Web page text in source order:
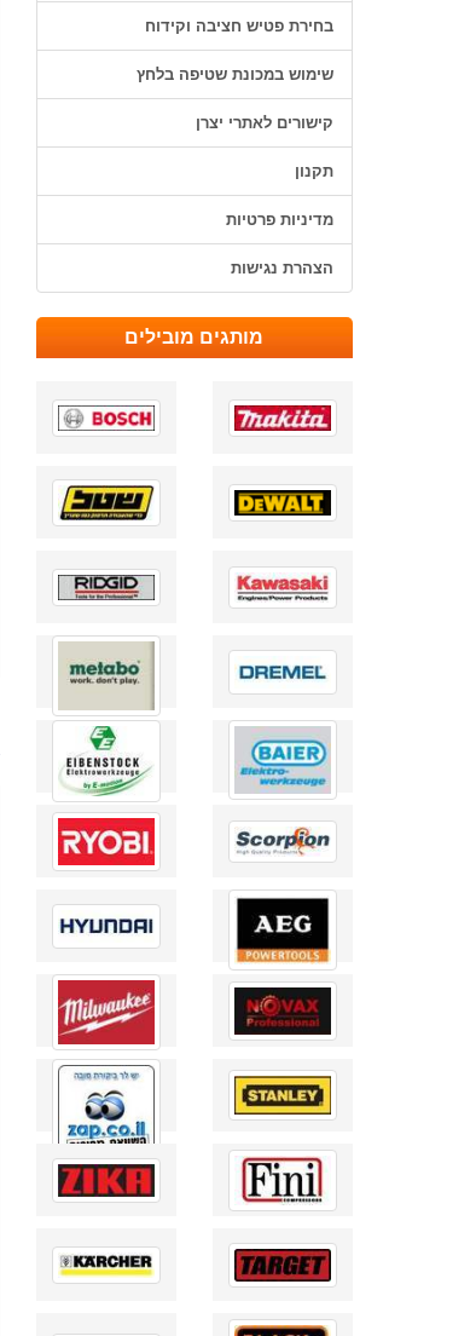
בחירת פטיש חציבה וקידוח
שימוש במכונת שטיפה בלחץ
קישורים לאתרי יצרן
תקנון
מדיניות פרטיות
הצהרת נגישות
מותגים מובילים